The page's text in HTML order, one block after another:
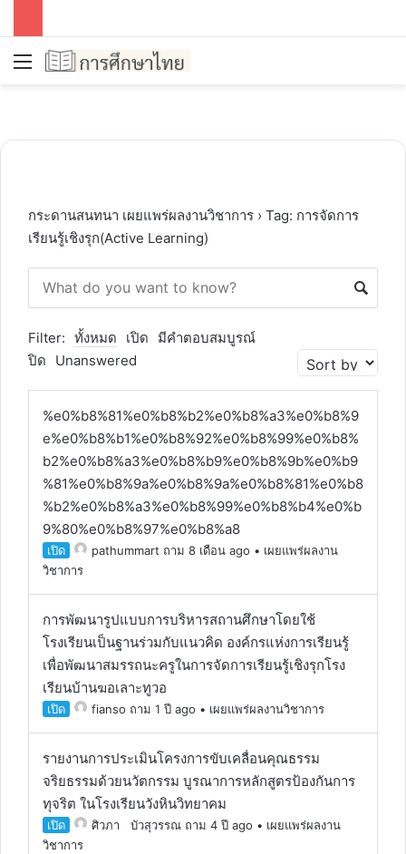
Menu
กระดานสนทนา เผยแพร่ผลงานวิชาการ › Tag: การจัดการ
เรียนรู้เชิงรุก(Active Learning)
Filter: ทั้งหมด เปิด
มีคำตอบสมบูรณ์
ปิด
Unanswered
%e0%b8%81%e0%b8%b2%e0%b8%a3%e0%b8%9
e%e0%b8%b1%e0%b8%92%e0%b8%99%e0%b8%
b2%e0%b8%a3%e0%b8%b9%e0%b8%9b%e0%b9
%81%e0%b8%9a%e0%b8%9a%e0%b8%81%e0%b8
%b2%e0%b8%a3%e0%b8%99%e0%b8%b4%e0%b
9%80%e0%b8%97%e0%b8%a8
เปิด pathummart ถาม 8 เดือน ago • เผยแพร่ผลงาน
วิชาการ
การพัฒนารูปแบบการบริหารสถานศึกษาโดยใช้
โรงเรียนเป็นฐานร่วมกับแนวคิด องค์กรแห่งการเรียนรู้
เพื่อพัฒนาสมรรถนะครูในการจัดการเรียนรู้เชิงรุกโรง
เรียนบ้านฆอเลาะทูวอ
เปิด fianso ถาม 1 ปี ago • เผยแพร่ผลงานวิชาการ
รายงานการประเมินโครงการขับเคลื่อนคุณธรรม
จริยธรรมด้วยนวัตกรรม บูรณาการหลักสูตรป้องกันการ
ทุจริต ในโรงเรียนวังหินวิทยาคม
เปิด ศิวภา บัวสุวรรณ ถาม 4 ปี ago • เผยแพร่ผลงาน
วิชาการ